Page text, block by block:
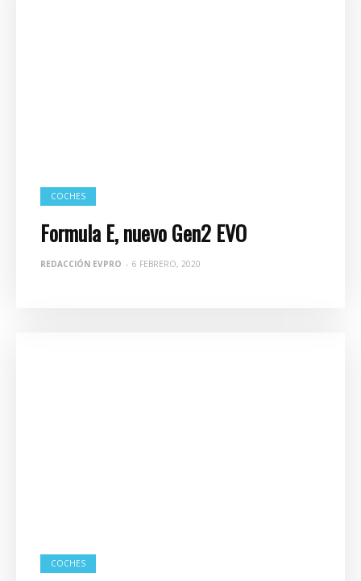
COCHES
Formula E, nuevo Gen2 EVO
REDACCIÓN EVPRO - 6 FEBRERO, 2020
COCHES